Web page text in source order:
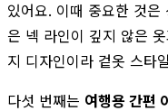
있어요. 이때 중요한 것은
은 넥 라인이 깊지 않은
지 디자인이라 겉옷 스타
다섯 번째는 여행용 간편